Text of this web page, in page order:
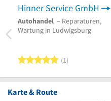
Hinner Service GmbH
Autohandel – Reparaturen,
Wartung in Ludwigsburg
5 von 5 Sternen
1
Karte & Route